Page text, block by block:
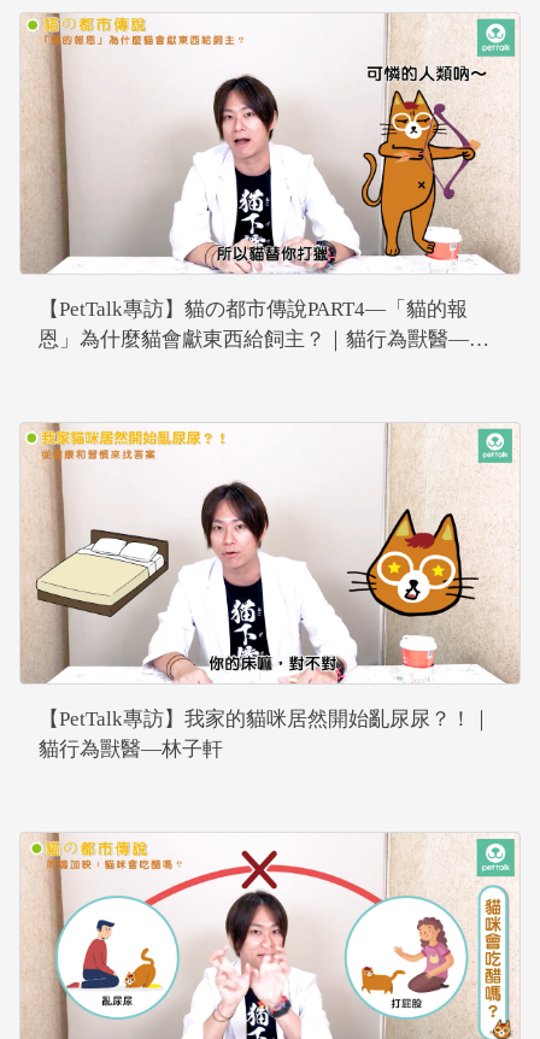
【PetTalk專訪】貓の都市傳說PART4—「貓的報
恩」為什麼貓會獻東西給飼主？｜貓行為獸醫—林
【PetTalk專訪】我家的貓咪居然開始亂尿尿？！｜
貓行為獸醫—林子軒